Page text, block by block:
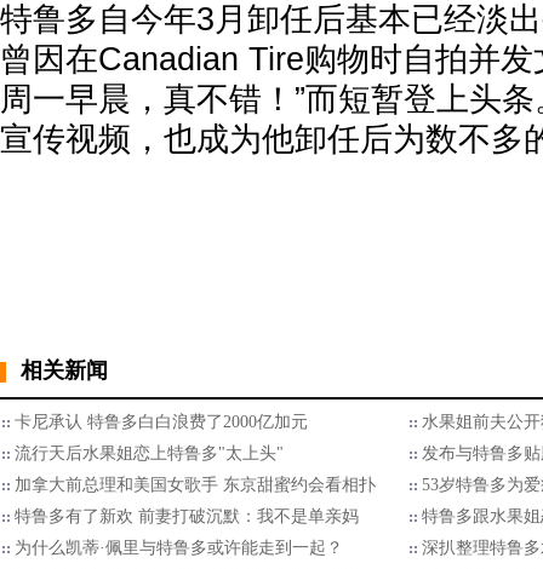
特鲁多自今年3月卸任后基本已经淡
曾因在Canadian Tire购物时自拍并发
周一早晨，真不错！”而短暂登上头
宣传视频，也成为他卸任后为数不多
相关新闻
卡尼承认 特鲁多白白浪费了2000亿加元
水果姐前夫公
流行天后水果姐恋上特鲁多"太上头"
发布与特鲁多
加拿大前总理和美国女歌手 东京甜蜜约会看相扑
53岁特鲁多为
特鲁多有了新欢 前妻打破沉默：我不是单亲妈
特鲁多跟水果
为什么凯蒂·佩里与特鲁多或许能走到一起？
深扒整理特鲁